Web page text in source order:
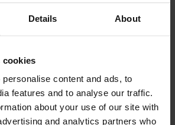
Details About
cookies
content and ads, to
features and to analyse our traffic.
about your use of our site with
and analytics partners who
89,99 zł
Dodaj
do
schowka